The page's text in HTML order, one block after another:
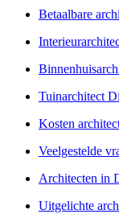
Betaalbare
Tuinarchitect
Kosten
Veelgestelde
Architecten in
Uitgelichte